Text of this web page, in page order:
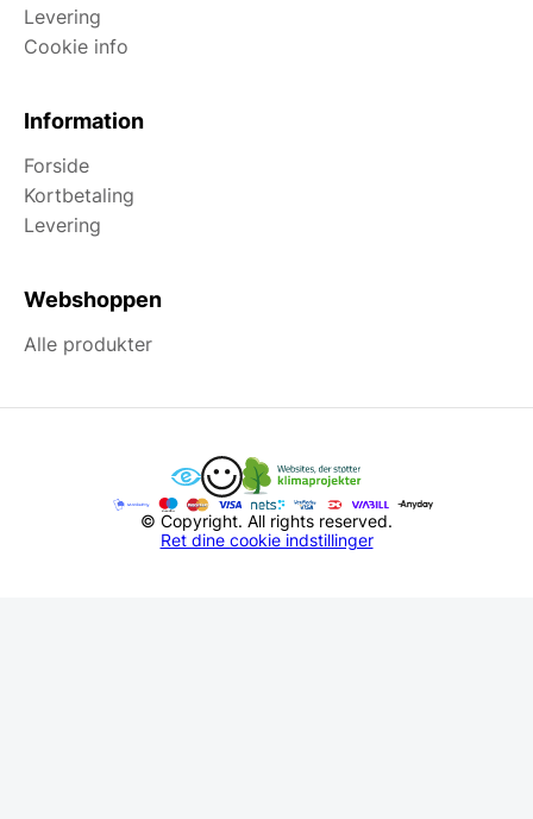
Levering
Cookie info
Information
Forside
Kortbetaling
Levering
Webshoppen
Alle produkter
© Copyright. All rights reserved.
Ret dine cookie indstillinger